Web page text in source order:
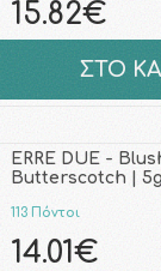
15.82€
ΣΤΟ
ERRE DUE -
Butterscotch |
113 Πόντοι
14.01€